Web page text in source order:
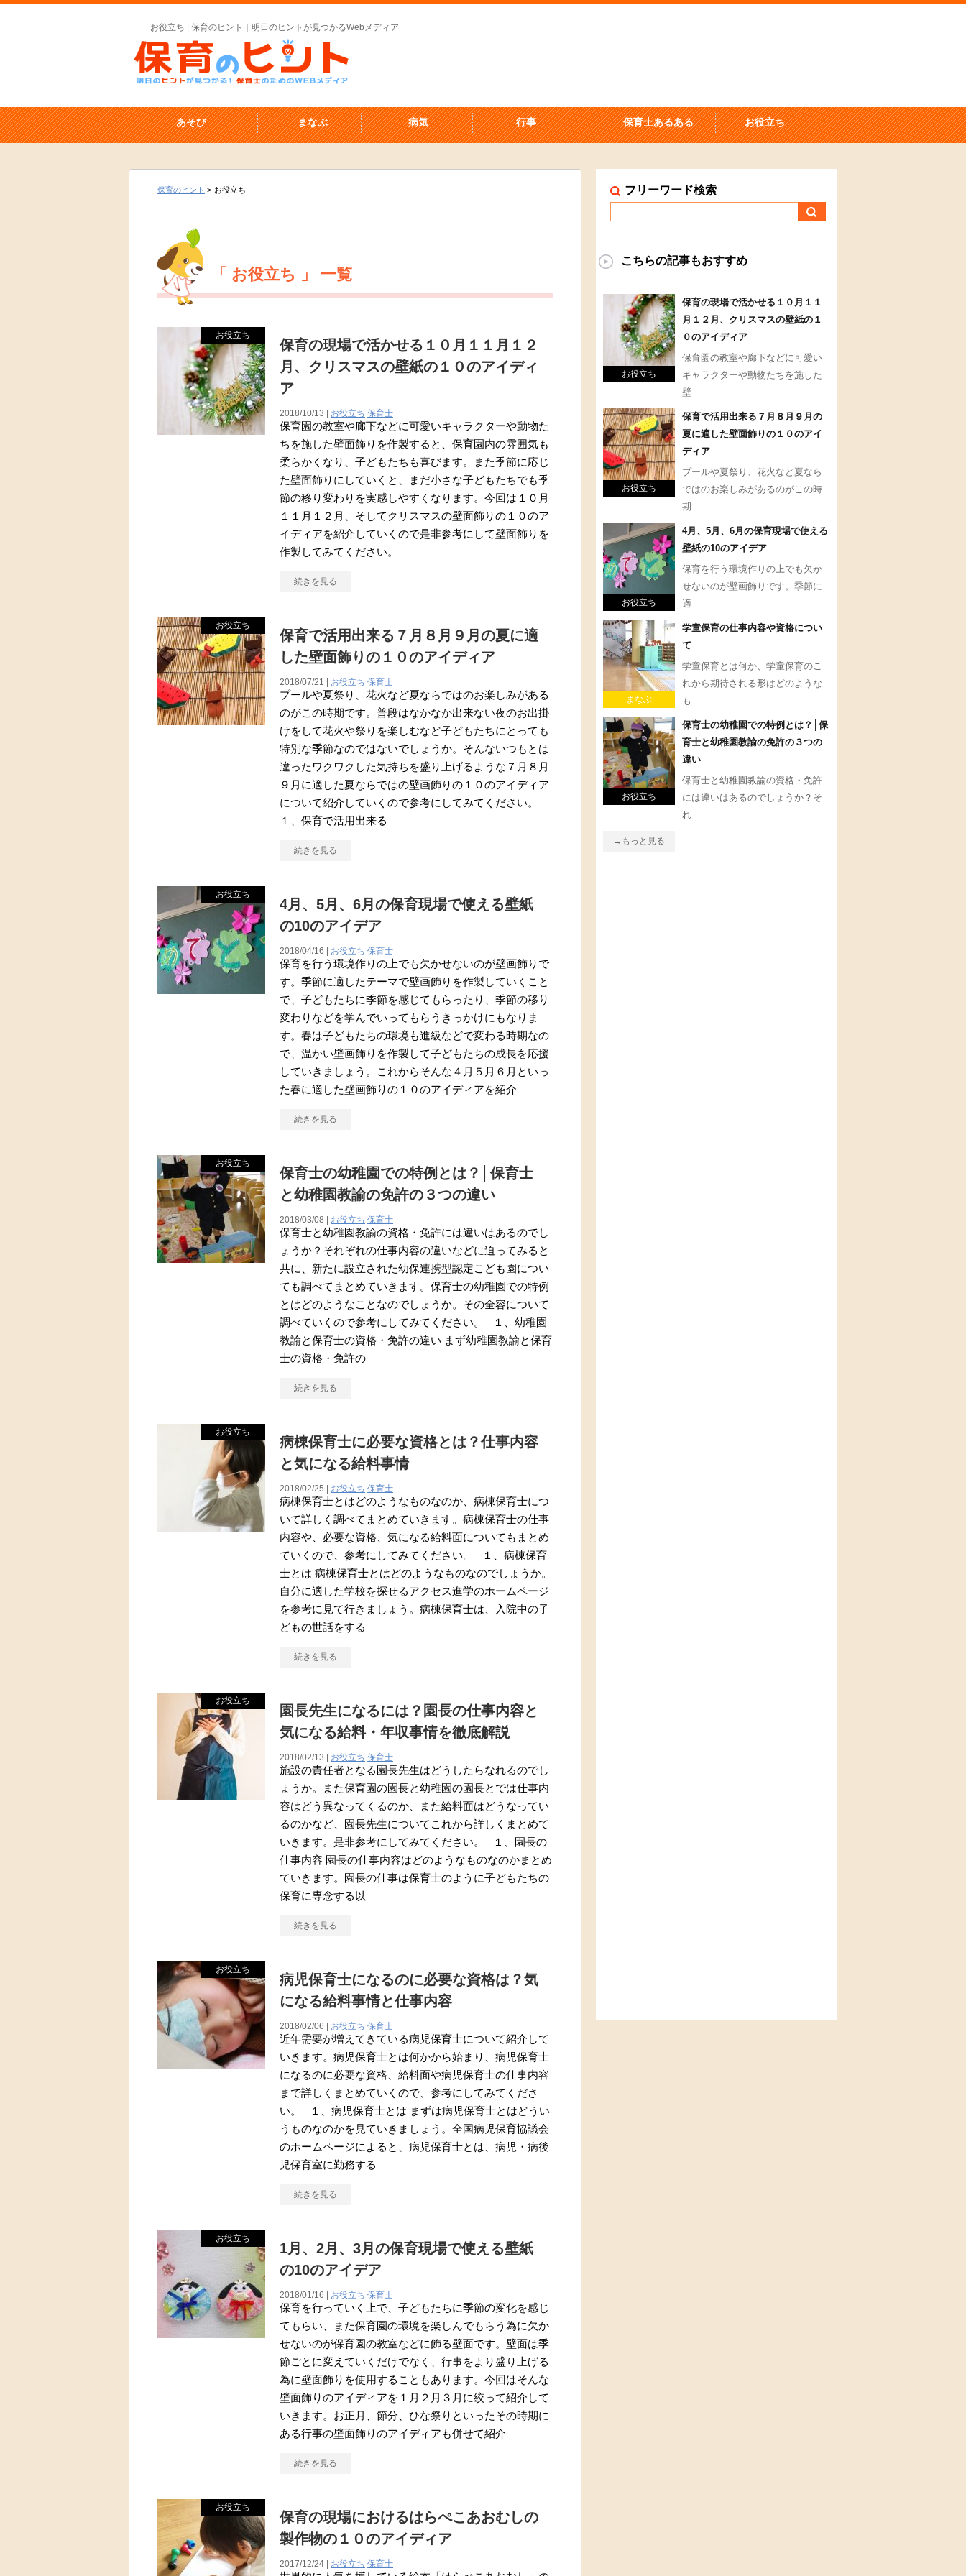
お役立ち | 保育のヒント｜明日のヒントが見つかるWebメディア
あそび まなぶ 病気 行事 保育士あるある お役立ち
保育のヒント > お役立ち
「 お役立ち 」 一覧
お役立ち
保育の現場で活かせる１０月１１月１２
月、クリスマスの壁紙の１０のアイディ
ア
2018/10/13 | お役立ち 保育士
保育園の教室や廊下などに可愛いキャラクターや動物た
ちを施した壁面飾りを作製すると、保育園内の雰囲気も
柔らかくなり、子どもたちも喜びます。また季節に応じ
た壁面飾りにしていくと、まだ小さな子どもたちでも季
節の移り変わりを実感しやすくなります。今回は１０月
１１月１２月、そしてクリスマスの壁面飾りの１０のア
イディアを紹介していくので是非参考にして壁面飾りを
作製してみてください。
続きを見る
お役立ち
保育で活用出来る７月８月９月の夏に適
した壁面飾りの１０のアイディア
2018/07/21 | お役立ち 保育士
プールや夏祭り、花火など夏ならではのお楽しみがある
のがこの時期です。普段はなかなか出来ない夜のお出掛
けをして花火や祭りを楽しむなど子どもたちにとっても
特別な季節なのではないでしょうか。そんないつもとは
違ったワクワクした気持ちを盛り上げるような７月８月
９月に適した夏ならではの壁画飾りの１０のアイディア
について紹介していくので参考にしてみてください。
１、保育で活用出来る
続きを見る
お役立ち
4月、5月、6月の保育現場で使える壁紙
の10のアイデア
2018/04/16 | お役立ち 保育士
保育を行う環境作りの上でも欠かせないのが壁画飾りで
す。季節に適したテーマで壁画飾りを作製していくこと
で、子どもたちに季節を感じてもらったり、季節の移り
変わりなどを学んでいってもらうきっかけにもなりま
す。春は子どもたちの環境も進級などで変わる時期なの
で、温かい壁画飾りを作製して子どもたちの成長を応援
していきましょう。これからそんな４月５月６月といっ
た春に適した壁画飾りの１０のアイディアを紹介
続きを見る
お役立ち
保育士の幼稚園での特例とは？│保育士
と幼稚園教諭の免許の３つの違い
2018/03/08 | お役立ち 保育士
保育士と幼稚園教諭の資格・免許には違いはあるのでし
ょうか？それぞれの仕事内容の違いなどに迫ってみると
共に、新たに設立された幼保連携型認定こども園につい
ても調べてまとめていきます。保育士の幼稚園での特例
とはどのようなことなのでしょうか。その全容について
調べていくので参考にしてみてください。 １、幼稚園
教諭と保育士の資格・免許の違い まず幼稚園教諭と保育
士の資格・免許の
続きを見る
お役立ち
病棟保育士に必要な資格とは？仕事内容
と気になる給料事情
2018/02/25 | お役立ち 保育士
病棟保育士とはどのようなものなのか、病棟保育士につ
いて詳しく調べてまとめていきます。病棟保育士の仕事
内容や、必要な資格、気になる給料面についてもまとめ
ていくので、参考にしてみてください。 １、病棟保育
士とは 病棟保育士とはどのようなものなのでしょうか。
自分に適した学校を探せるアクセス進学のホームページ
を参考に見て行きましょう。病棟保育士は、入院中の子
どもの世話をする
続きを見る
お役立ち
園長先生になるには？園長の仕事内容と
気になる給料・年収事情を徹底解説
2018/02/13 | お役立ち 保育士
施設の責任者となる園長先生はどうしたらなれるのでし
ょうか。また保育園の園長と幼稚園の園長とでは仕事内
容はどう異なってくるのか、また給料面はどうなってい
るのかなど、園長先生についてこれから詳しくまとめて
いきます。是非参考にしてみてください。 １、園長の
仕事内容 園長の仕事内容はどのようなものなのかまとめ
ていきます。園長の仕事は保育士のように子どもたちの
保育に専念する以
続きを見る
お役立ち
病児保育士になるのに必要な資格は？気
になる給料事情と仕事内容
2018/02/06 | お役立ち 保育士
近年需要が増えてきている病児保育士について紹介して
いきます。病児保育士とは何かから始まり、病児保育士
になるのに必要な資格、給料面や病児保育士の仕事内容
まで詳しくまとめていくので、参考にしてみてくださ
い。 １、病児保育士とは まずは病児保育士とはどうい
うものなのかを見ていきましょう。全国病児保育協議会
のホームページによると、病児保育士とは、病児・病後
児保育室に勤務する
続きを見る
お役立ち
1月、2月、3月の保育現場で使える壁紙
の10のアイデア
2018/01/16 | お役立ち 保育士
保育を行っていく上で、子どもたちに季節の変化を感じ
てもらい、また保育園の環境を楽しんでもらう為に欠か
せないのが保育園の教室などに飾る壁面です。壁面は季
節ごとに変えていくだけでなく、行事をより盛り上げる
為に壁面飾りを使用することもあります。今回はそんな
壁面飾りのアイディアを１月２月３月に絞って紹介して
いきます。お正月、節分、ひな祭りといったその時期に
ある行事の壁面飾りのアイディアも併せて紹介
続きを見る
お役立ち
保育の現場におけるはらぺこあおむしの
製作物の１０のアイディア
2017/12/24 | お役立ち 保育士
フリーワード検索
こちらの記事もおすすめ
お役立ち
保育の現場で活かせる１０月１１
月１２月、クリスマスの壁紙の１
０のアイディア
保育園の教室や廊下などに可愛い
キャラクターや動物たちを施した
壁
お役立ち
保育で活用出来る７月８月９月の
夏に適した壁面飾りの１０のアイ
ディア
プールや夏祭り、花火など夏なら
ではのお楽しみがあるのがこの時
期
お役立ち
4月、5月、6月の保育現場で使える
壁紙の10のアイデア
保育を行う環境作りの上でも欠か
せないのが壁画飾りです。季節に
適
まなぶ
学童保育の仕事内容や資格につい
て
学童保育とは何か、学童保育のこ
れから期待される形はどのような
も
お役立ち
保育士の幼稚園での特例とは？│保
育士と幼稚園教諭の免許の３つの
違い
保育士と幼稚園教諭の資格・免許
には違いはあるのでしょうか？そ
れ
→もっと見る